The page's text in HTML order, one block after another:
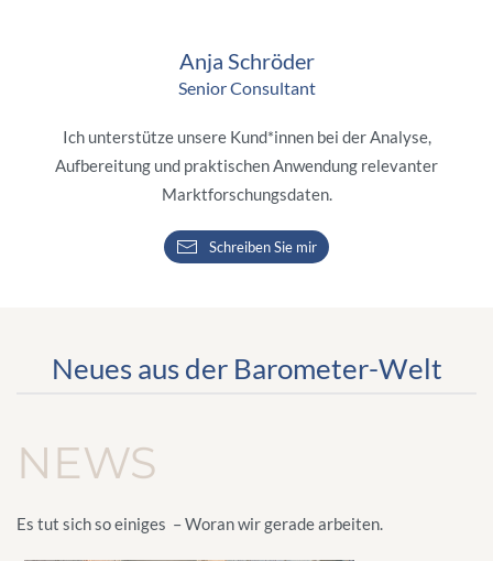
Anja Schröder
Senior Consultant
Ich unterstütze unsere Kund*innen bei der Analyse,
Aufbereitung und praktischen Anwendung relevanter
Marktforschungsdaten.
Schreiben Sie mir
Neues aus der Barometer-Welt
NEWS
Es tut sich so einiges – Woran wir gerade arbeiten.